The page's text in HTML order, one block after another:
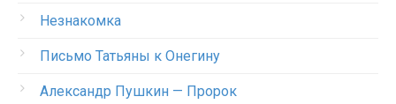
Незнакомка
Письмо Татьяны к Онегину
Александр Пушкин — Пророк